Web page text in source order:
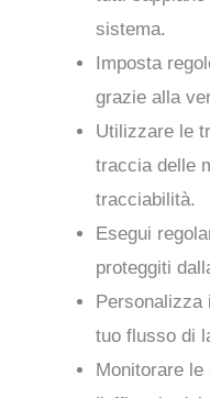
sistema.
Imposta
grazie alla
Utilizzare le
traccia delle
tracciabilità.
Esegui
proteggiti
Personalizza
tuo flusso di
Monitorare